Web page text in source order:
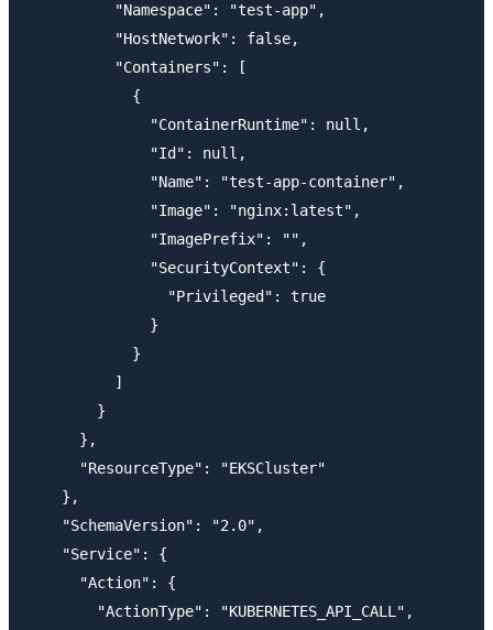
          "Namespace": "test-app",
          "HostNetwork": false,
          "Containers": [
            {
              "ContainerRuntime": null,
              "Id": null,
              "Name": "test-app-container",
              "Image": "nginx:latest",
              "ImagePrefix": "",
              "SecurityContext": {
                "Privileged": true
              }
            }
          ]
        }
      },
      "ResourceType": "EKSCluster"
    },
    "SchemaVersion": "2.0",
    "Service": {
      "Action": {
        "ActionType": "KUBERNETES_API_CALL",